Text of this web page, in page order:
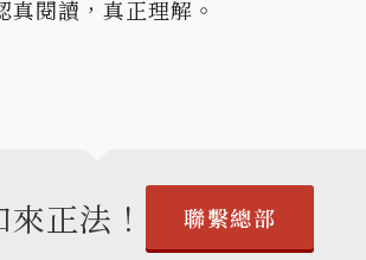
閱讀，真正理解。
正法！ 聯繫總部